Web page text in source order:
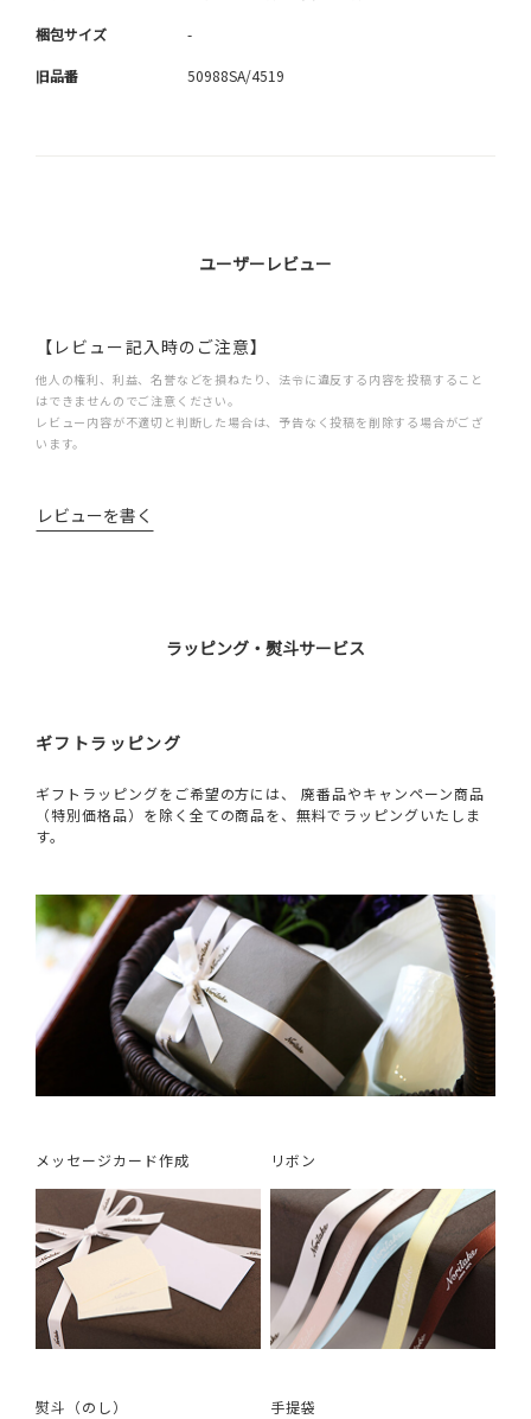
梱包サイズ -
旧品番 50988SA/4519
ユーザーレビュー
【レビュー記入時のご注意】
他人の権利、利益、名誉などを損ねたり、法令に違反する内容を投稿すること
はできませんのでご注意ください。
レビュー内容が不適切と判断した場合は、予告なく投稿を削除する場合がござ
います。
レビューを書く
ラッピング・熨斗サービス
ギフトラッピング
ギフトラッピングをご希望の方には、 廃番品やキャンペーン商品
（特別価格品）を除く全ての商品を、無料でラッピングいたしま
す。
メッセージカード作成 リボン
熨斗（のし） 手提袋